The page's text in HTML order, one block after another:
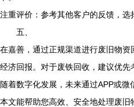
注重评价：参考其他客户的反馈，选
五、
在嘉善，通过正规渠道进行废旧物
经济回报。对于废铁回收，建议优先
随着数字化发展，未来通过APP或
本文能帮助您高效、安全地处理废